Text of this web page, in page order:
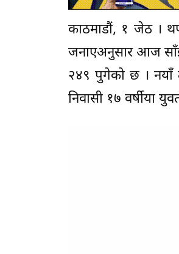
काठमाडौं, १ जेठ ।
जनाएअनुसार आज
२४९ पुगेको छ । नयाँ
निवासी १७ वर्षीया